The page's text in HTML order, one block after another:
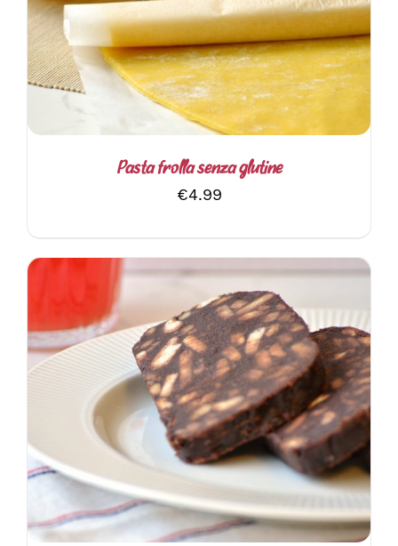
Pasta frolla senza glutine
€4.99
AGGIUNGI AL CARRELLO / DETTAGLI